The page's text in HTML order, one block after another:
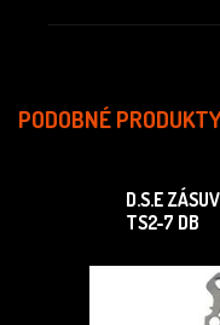
PODOBNÉ
D.S.E
TS2-7 DB